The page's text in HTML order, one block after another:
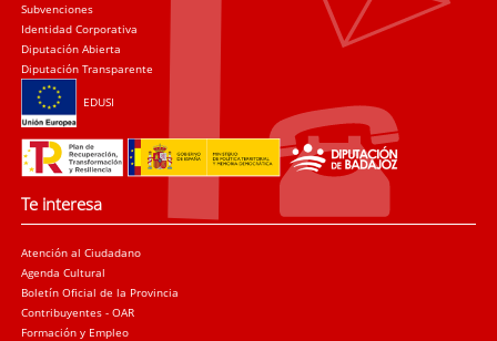
Subvenciones
Identidad Corporativa
Diputación Abierta
Diputación Transparente
EDUSI
Te interesa
Atención al Ciudadano
Agenda Cultural
Boletín Oficial de la Provincia
Contribuyentes - OAR
Formación y Empleo